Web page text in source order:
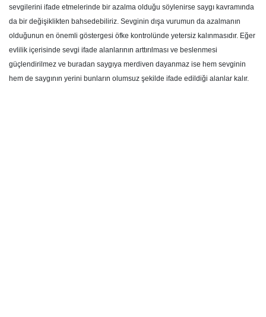
sevgilerini ifade etmelerinde bir azalma olduğu söylenirse saygı kavramında
da bir değişiklikten bahsedebiliriz. Sevginin dışa vurumun da azalmanın
olduğunun en önemli göstergesi öfke kontrolünde yetersiz kalınmasıdır. Eğer
evlilik içerisinde sevgi ifade alanlarının arttırılması ve beslenmesi
güçlendirilmez ve buradan saygıya merdiven dayanmaz ise hem sevginin
hem de saygının yerini bunların olumsuz şekilde ifade edildiği alanlar kalır.